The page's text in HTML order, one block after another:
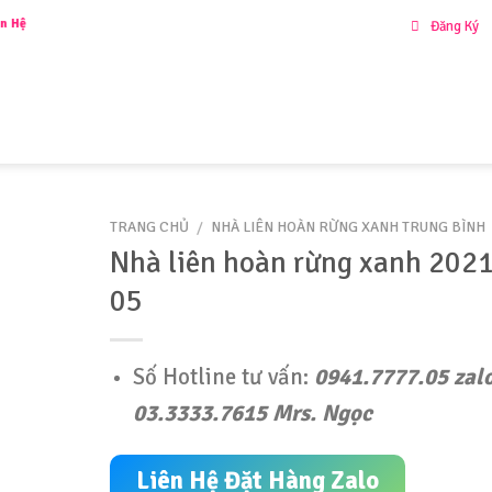
để nhận Đăng Ký
TRANG CHỦ / NHÀ LIÊN HOÀN RỪNG XANH TRUNG BÌNH
Nhà liên hoàn rừng xanh
05
Số Hotline tư vấn: 0941.7777.05
03.3333.7615 Mrs. Ngọc
Liên Hệ Đặt Hàng Zalo